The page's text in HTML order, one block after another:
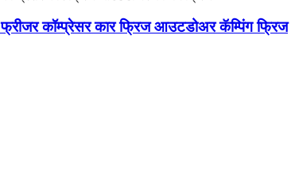
कॉम्प्रेसर कार फ्रिज आउटडोअर कॅम्पिंग फ्रिज